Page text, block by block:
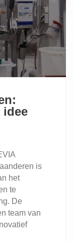
idee
is
het
te
De
team van